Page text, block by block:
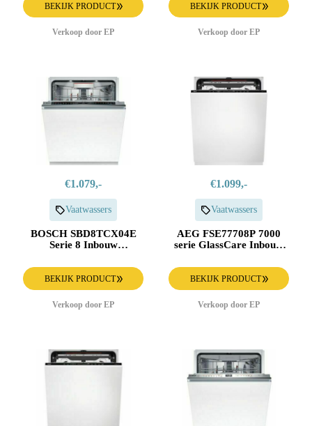
BEKIJK PRODUCT
Verkoop door EP
BEKIJK PRODUCT
Verkoop door EP
€1.079,-
Vaatwassers
BOSCH SBD8TCX04E
Serie 8 Inbouw
BEKIJK PRODUCT
Verkoop door EP
€1.099,-
Vaatwassers
AEG FSE77708P 7000
serie GlassCare Inbouw
BEKIJK PRODUCT
Verkoop door EP